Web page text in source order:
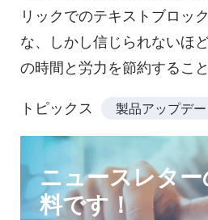
リックでのテキストブロッ
な、しかし信じられないほ
の時間と労力を節約するこ
トピックス 製品アップデー
ニュースレタ
料です！